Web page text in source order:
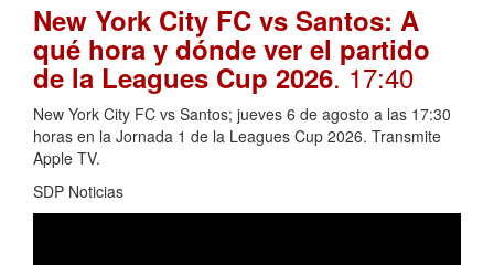
New York City FC vs Santos: A
qué hora y dónde ver el partido
de la Leagues Cup 2026. 17:40
New York City FC vs Santos; jueves 6 de agosto a las 17:30
horas en la Jornada 1 de la Leagues Cup 2026. Transmite
Apple TV.
SDP Noticias